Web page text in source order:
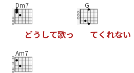
Dm7
どう して歌っ
G
てく れない
Am7